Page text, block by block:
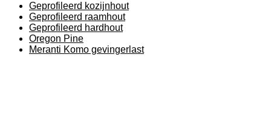
Geprofileerd kozijnhout
Geprofileerd raamhout
Geprofileerd hardhout
Oregon Pine
Meranti Komo gevingerlast